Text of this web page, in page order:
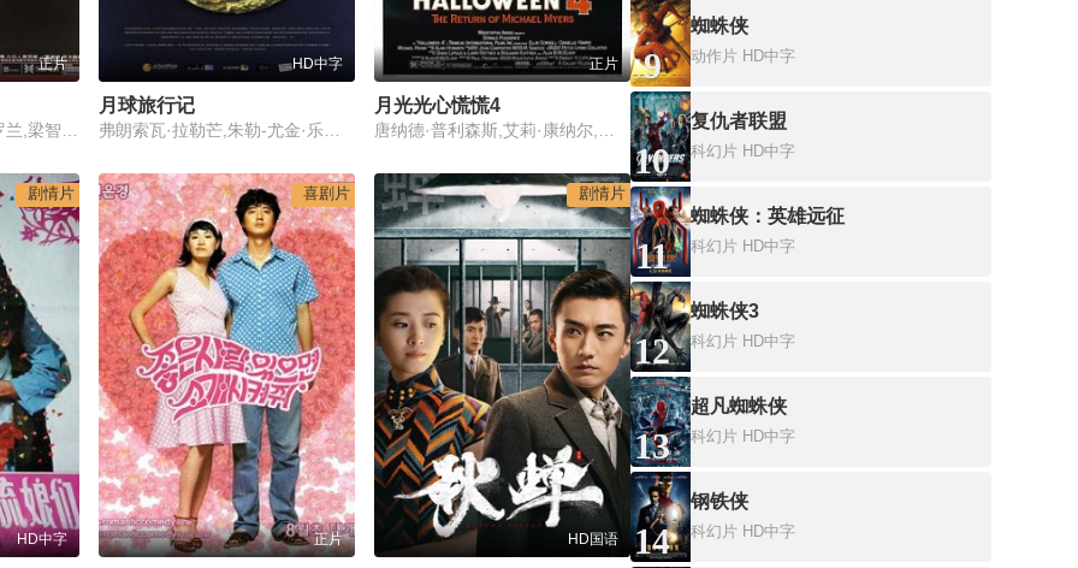
正片 HD中字
月球旅行记
正片
月光光心慌慌4
剧情片
HD中字
喜剧片
正片
剧情片
HD国语
9
蜘蛛侠
动作片 HD中字
10
复仇者联盟
科幻片 HD中字
11
蜘蛛侠：英雄远征
科幻片 HD中字
12
蜘蛛侠3
科幻片 HD中字
13
超凡蜘蛛侠
科幻片 HD中字
14
钢铁侠
科幻片 HD中字